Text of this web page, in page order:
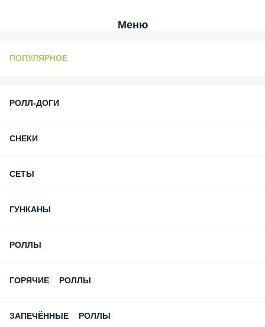
Меню
ПОПУЛЯРНОЕ
РОЛЛ-ДОГИ
СНЕКИ
СЕТЫ
ГУНКАНЫ
РОЛЛЫ
ГОРЯЧИЕ РОЛЛЫ
ЗАПЕЧЁННЫЕ РОЛЛЫ